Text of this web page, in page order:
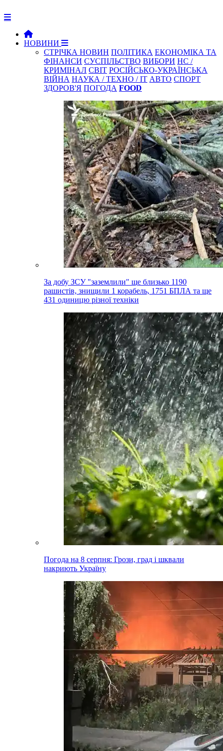
НОВИНИ
СТРІЧКА НОВИН ПОЛІТИКА ЕКОНОМІКА ТА
ФІНАНСИ СУСПІЛЬСТВО ВИБОРИ НС /
КРИМІНАЛ СВІТ РОСІЙСЬКО-УКРАЇНСЬКА
ВІЙНА НАУКА / ТЕХНО / IT АВТО СПОРТ
ЗДОРОВ'Я ПОГОДА FOOD
За добу ЗСУ "заземлили" ще близько 1190
рашистів, знищили 1 корабель, 1751 БПЛА та ще
431 одиницю різної техніки
Погода на 8 серпня: Грози, град і шквали
накриють Україну